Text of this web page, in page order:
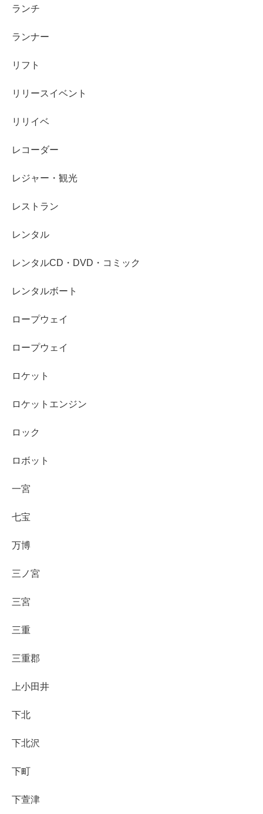
ランチ
ランナー
リフト
リリースイベント
リリイベ
レコーダー
レジャー・観光
レストラン
レンタル
レンタルCD・DVD・コミック
レンタルボート
ロープウェイ
ロープウェイ
ロケット
ロケットエンジン
ロック
ロボット
一宮
七宝
万博
三ノ宮
三宮
三重
三重郡
上小田井
下北
下北沢
下町
下萱津